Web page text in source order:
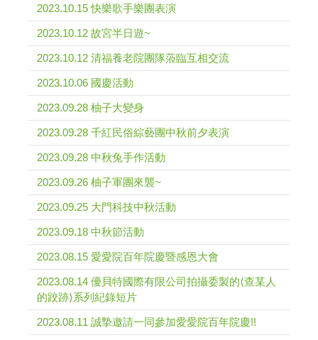
2023.10.15 快樂歌手樂團表演
2023.10.12 故宮半日遊~
2023.10.12 清福養老院團隊蒞臨互相交流
2023.10.06 國慶活動
2023.09.28 柚子大變身
2023.09.28 千紅民俗綜藝團中秋前夕表演
2023.09.28 中秋兔手作活動
2023.09.26 柚子軍團來襲~
2023.09.25 大門科技中秋活動
2023.09.18 中秋節活動
2023.08.15 愛愛院百年院慶暨感恩大會
2023.08.14 優貝特國際有限公司拍攝委製的⟨查某人
的跤跡⟩系列紀錄短片
2023.08.11 誠摯邀請一同參加愛愛院百年院慶!!